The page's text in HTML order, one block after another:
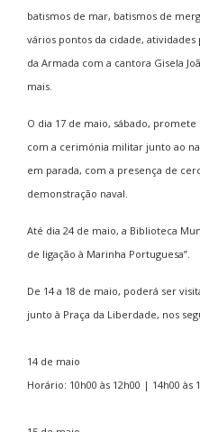
batismos de mar, batismos de
vários pontos da cidade, atividades
da Armada com a cantora Gisela
mais.
O dia 17 de maio, sábado,
com a cerimónia militar junto ao
em parada, com a presença de
demonstração naval.
Até dia 24 de maio, a Biblioteca
de ligação à Marinha Portuguesa”
De 14 a 18 de maio, poderá ser
junto à Praça da Liberdade, nos
14 de maio
Horário: 10h00 às 12h00 | 14h00 às